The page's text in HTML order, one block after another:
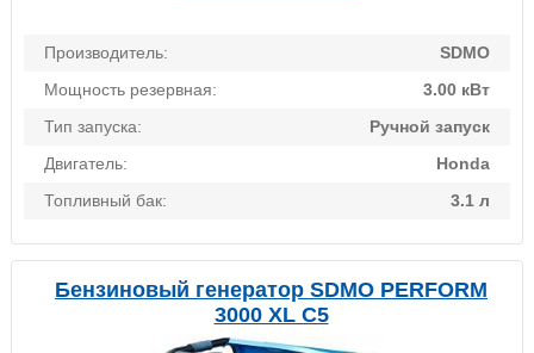
Производитель:
SDMO
Мощность резервная:
3.00 кВт
Тип запуска:
Ручной запуск
Двигатель:
Honda
Топливный бак:
3.1 л
Бензиновый генератор SDMO PERFORM
3000 XL C5